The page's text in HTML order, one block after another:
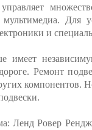
управляет
Для
и
имеет
Ремонт
компонентов.
Ленд Ровер